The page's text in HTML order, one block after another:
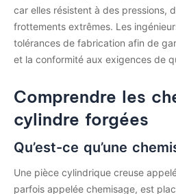
car elles résistent à des pressions,
frottements extrêmes. Les
tolérances de fabrication afin de
et la conformité aux exigences de
Comprendre les
cylindre forgées
Qu’est-ce qu’une
Une pièce cylindrique creuse
parfois appelée chemisage, est